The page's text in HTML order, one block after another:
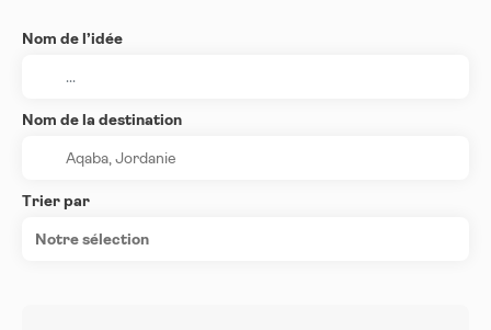
Nom de l’idée
Nom de la destination
Trier par
Notre sélection